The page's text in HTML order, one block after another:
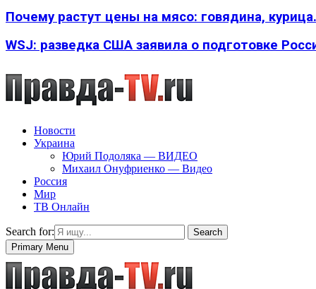
Почему растут цены на мясо: говядина,
WSJ: разведка США заявила о подготовке
Новости
Украина
Юрий Подоляка — ВИДЕО
Михаил Онуфриенко — Видео
Россия
Мир
ТВ Онлайн
Search for:
Search
Primary Menu